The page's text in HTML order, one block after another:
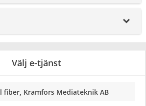
_
Välj e-tjänst
fiber, Kramfors Mediateknik AB